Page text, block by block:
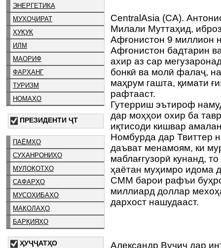
ЭНЕРГЕТИКА
МУҲОҶИРАТ
ҲУҚУҚ
ИЛМ
МАОРИФ
ФАРҲАНГ
ТУРИЗМ
НОМАҲО
ПРЕЗИДЕНТИ ҶТ
ПАЁМҲО
СУХАНРОНИҲО
МУЛОҚОТҲО
САФАРҲО
МУСОҲИБАҲО
МАҚОЛАҲО
БАРҚИЯҲО
ҲУҶҶАТҲО
CentralAsia (CA).
Милали Муттаҳид,
Афғонистон 9 миллион
Афғонистон бадтарин
ахир аз сар
бонкӣ ва молӣ фалаҷ,
маҳрум гашта, қимати
рафтааст.
Гутерриш эътироф
дар моҳҳои охир ба
иқтисоди кишвар
Номбурда дар Твиттер
даъват менамоям, ки
маблағгузорӣ кунанд,
ҳаётан муҳимро идома
СММ барои рафъи
миллиард доллар
дархост нашудааст.
Александр Вучич дар